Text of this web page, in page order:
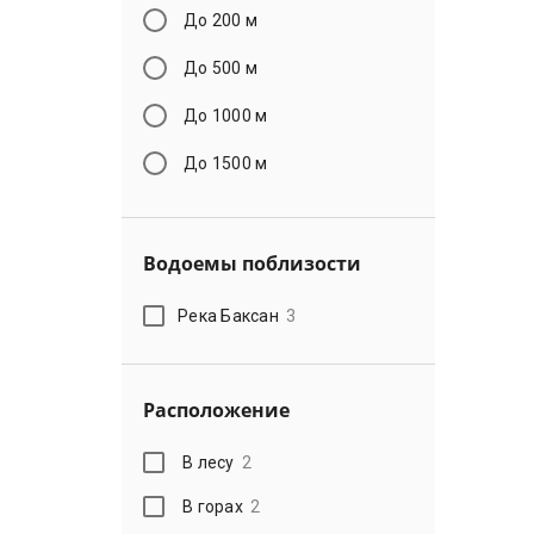
До 200 м
До 500 м
До 1000 м
До 1500 м
Водоемы поблизости
Река Баксан 3
Расположение
В лесу 2
В горах 2